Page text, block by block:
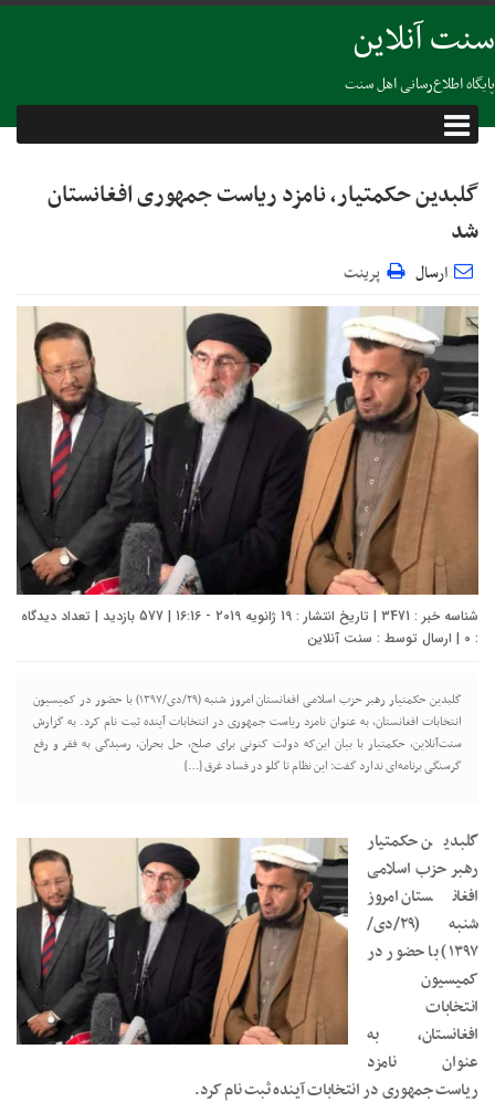
سنت آنلاین
پایگاه اطلاع‌رسانی اهل سنت
گلبدین حکمتیار، نامزد ریاست جمهوری افغانستان
شد
ارسال پرینت
شناسه خبر : 3471 | تاریخ انتشار : 19 ژانویه 2019 - 16:16 | 577 بازدید | تعداد دیدگاه
:
0 | ارسال توسط : سنت آنلاین
گلبدین حکمتیار رهبر حزب اسلامی افغانستان امروز شنبه (٢٩/دی/١٣٩٧) با حضور در کمیسیون
انتخابات افغانستان، به عنوان نامزد ریاست جمهوری در انتخابات آینده ثبت نام کرد. به گزارش
سنت‌آنلاین، حکمتیار با بیان این‌که دولت کنونی برای صلح، حل بحران، رسیدگی به فقر و رفع
گرسنگی برنامه‌ای ندارد گفت: این نظام تا گلو در فساد غرق […]
گلبدین حکمتیار
رهبر حزب اسلامی
افغانستان امروز
شنبه (٢٩/دی/
١٣٩٧) با حضور در
کمیسیون
انتخابات
افغانستان، به
عنوان نامزد
ریاست جمهوری در انتخابات آینده ثبت نام کرد.